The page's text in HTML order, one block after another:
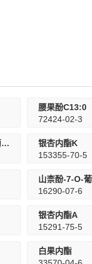
腰果酚C13:0
72424-02-3
山柰酚-3-O-对香豆酰基鼠李糖葡萄糖苷
银杏内酯K
153355-70-5
山柰酚-7-O-
16290-07-6
银杏内酯A
15291-75-5
白果内酯